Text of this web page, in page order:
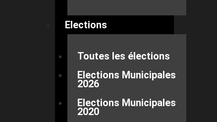
Elections
Toutes les élections
Elections Municipales
2026
Elections Municipales
2020